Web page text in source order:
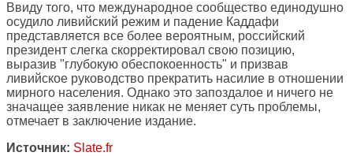
Ввиду того, что международное сообщество единодушно
осудило ливийский режим и падение Каддафи
представляется все более вероятным, российский
президент слегка скорректировал свою позицию,
выразив "глубокую обеспокоенность" и призвав
ливийское руководство прекратить насилие в отношении
мирного населения. Однако это запоздалое и ничего не
значащее заявление никак не меняет суть проблемы,
отмечает в заключение издание.
Источник: Slate.fr